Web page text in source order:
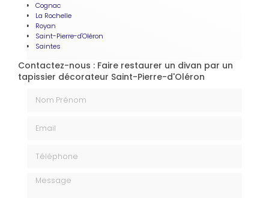
Cognac
La Rochelle
Royan
Saint-Pierre-d'Oléron
Saintes
Contactez-nous : Faire restaurer un divan par un
tapissier décorateur Saint-Pierre-d'Oléron
Message